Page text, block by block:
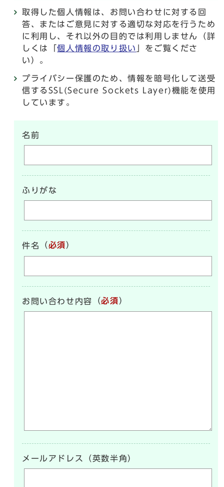
取得した個人情報は、お問い合わせに対する回
答、またはご意見に対する適切な対応を行うため
に利用し、それ以外の目的では利用しません（詳
しくは「個人情報の取り扱い
」をご覧くださ
い）。
プライバシー保護のため、情報を暗号化して送受
信するSSL(Secure Sockets Layer)機能を使用
しています。
名前
ふりがな
件名 （必須）
お問い合わせ内容 （必須）
メールアドレス（英数半角）